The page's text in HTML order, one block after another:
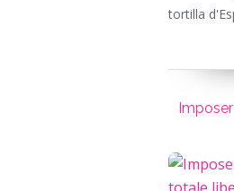
tortilla